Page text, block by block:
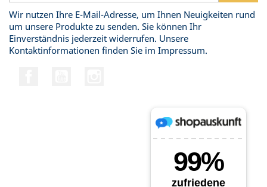
Wir nutzen Ihre E-Mail-Adresse, um Ihnen Neuigkeiten rund
um unsere Produkte zu senden. Sie können Ihr
Einverständnis jederzeit widerrufen. Unsere
Kontaktinformationen finden Sie im Impressum.